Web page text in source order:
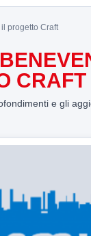
progetto Craft
CRAFT
e gli